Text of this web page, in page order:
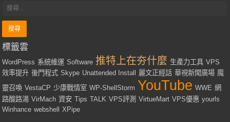
標籤雲
WordPress 系統維運 Software 推特上在夯什麼 生產力工具 VPS
效率提升 後門程式 Skype Unattended Install 麗文正經話 華視新聞廣場 魔
靈召喚 VestaCP 少康戰情室 WP-ShellStorm YouTube WWE 網
路酸路湯 VirMach 資安 Tips TALK VPS評測 VirtueMart VPS優惠 yourls
Winhance webshell XPipe